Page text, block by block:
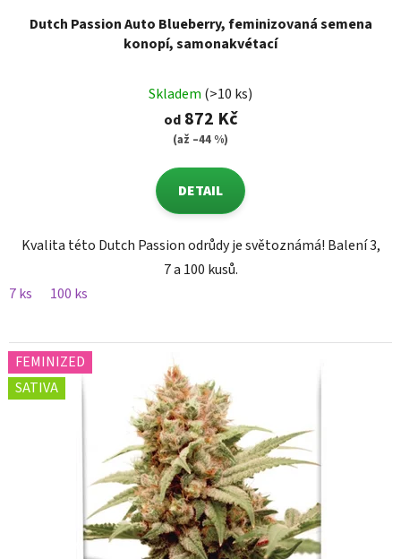
Dutch Passion Auto Blueberry, feminizovaná semena
konopí, samonakvétací
Skladem (>10 ks)
od872 Kč
(až –44 %)
DETAIL
Kvalita této Dutch Passion odrůdy je světoznámá! Balení 3,
7 a 100 kusů.
7 ks
100 ks
FEMINIZED
SATIVA